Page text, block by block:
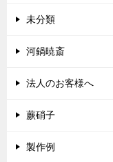
未分類
河鍋暁斎
法人のお客様へ
蕨硝子
製作例